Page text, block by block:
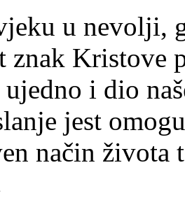
u nevolji,
znak Kristove
i dio
jest
način života